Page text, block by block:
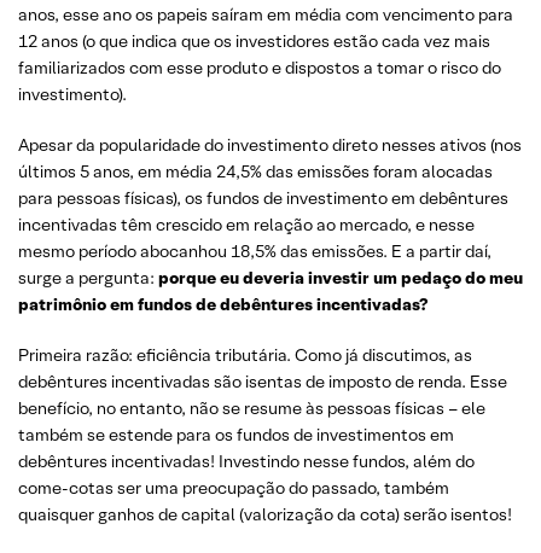
anos, esse ano os papeis saíram em média com vencimento para
12 anos (o que indica que os investidores estão cada vez mais
familiarizados com esse produto e dispostos a tomar o risco do
investimento).
Apesar da popularidade do investimento direto nesses ativos (nos
últimos 5 anos, em média 24,5% das emissões foram alocadas
para pessoas físicas), os fundos de investimento em debêntures
incentivadas têm crescido em relação ao mercado, e nesse
mesmo período abocanhou 18,5% das emissões. E a partir daí,
surge a pergunta: porque eu deveria investir um pedaço do meu
patrimônio em fundos de debêntures incentivadas?
Primeira razão: eficiência tributária. Como já discutimos, as
debêntures incentivadas são isentas de imposto de renda. Esse
benefício, no entanto, não se resume às pessoas físicas – ele
também se estende para os fundos de investimentos em
debêntures incentivadas! Investindo nesse fundos, além do
come-cotas ser uma preocupação do passado, também
quaisquer ganhos de capital (valorização da cota) serão isentos!